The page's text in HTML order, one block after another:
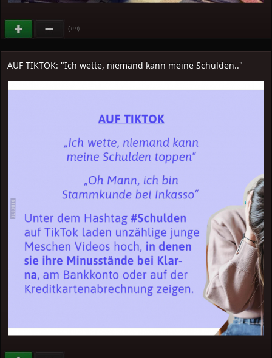
(+99)
AUF TIKTOK: "Ich wette, niemand kann meine Schulden.."